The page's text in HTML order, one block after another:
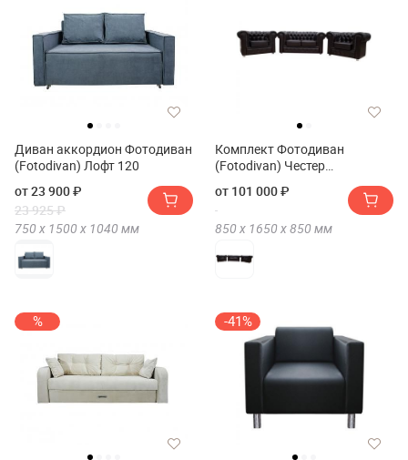
Диван аккордион Фотодиван
(Fotodivan) Лофт 120
от 23 900 ₽
23 925 ₽
750 х 1500 х 1040 мм
Комплект Фотодиван
(Fotodivan) Честер
(двухместный диван и два
кресла)
от 101 000 ₽
850 х 1650 х850 мм
% -41%